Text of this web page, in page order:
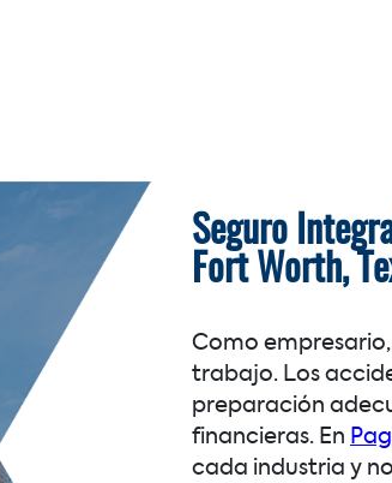
Seguro
Fort Worth,
Como
trabajo. Los
preparación
financieras. En
cada industria y